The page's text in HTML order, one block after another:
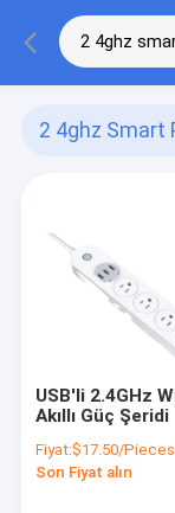
2 4ghz Smart
USB'li 2.4GHz
Akıllı Güç Şeridi
Fiyat:$17.50/Pieces 1-
Son Fiyat alın